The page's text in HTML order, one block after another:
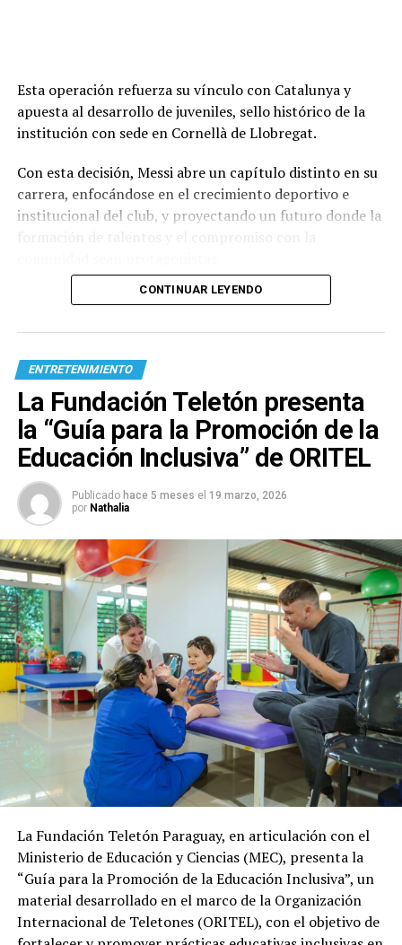
Esta operación refuerza su vínculo con Catalunya y
apuesta al desarrollo de juveniles, sello histórico de la
institución con sede en Cornellà de Llobregat.
Con esta decisión, Messi abre un capítulo distinto en su
carrera, enfocándose en el crecimiento deportivo e
institucional del club, y proyectando un futuro donde la
CONTINUAR LEYENDO
ENTRETENIMIENTO
La Fundación Teletón presenta
la “Guía para la Promoción de la
Educación Inclusiva” de ORITEL
Publicado hace 5 meses el 19 marzo, 2026
por Nathalia
La Fundación Teletón Paraguay, en articulación con el
Ministerio de Educación y Ciencias (MEC), presenta la
“Guía para la Promoción de la Educación Inclusiva”, un
material desarrollado en el marco de la Organización
Internacional de Teletones (ORITEL), con el objetivo de